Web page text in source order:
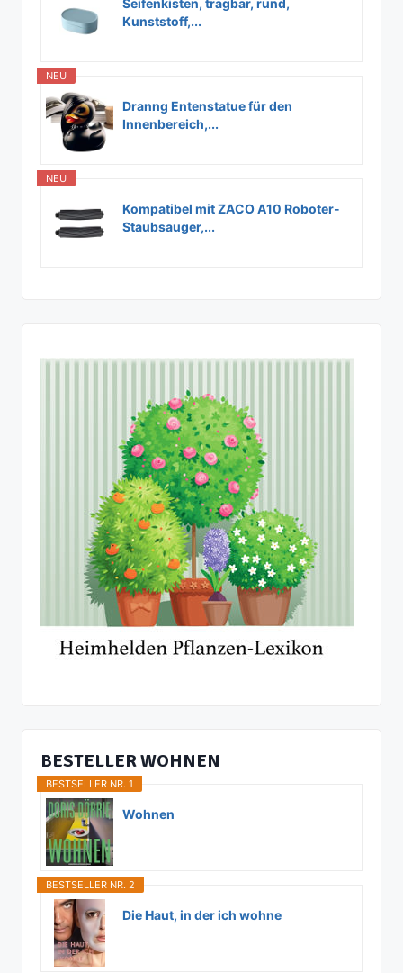
Seifenkisten, tragbar, rund,
Kunststoff,...
NEU
Dranng Entenstatue für den
Innenbereich,...
NEU
Kompatibel mit ZACO A10 Roboter-
Staubsauger,...
BESTELLER WOHNEN
BESTSELLER NR. 1
Wohnen
BESTSELLER NR. 2
Die Haut, in der ich wohne